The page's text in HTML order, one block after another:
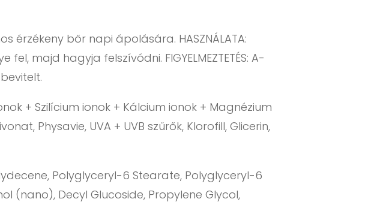
érzékeny bőr napi ápolására. HASZNÁLATA:
majd hagyja felszívódni. FIGYELMEZTETÉS: A-
+ Szilícium ionok + Kálcium ionok + Magnézium
Physavie, UVA + UVB szűrők, Klorofill, Glicerin,
Polyglyceryl-6 Stearate, Polyglyceryl-6
(nano), Decyl Glucoside, Propylene Glycol,